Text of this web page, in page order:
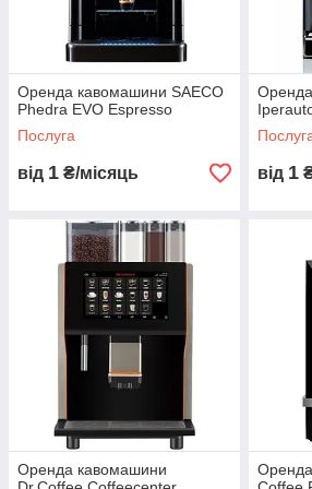
Типи
умови
Оренда кавомашини SAECO
Phedra EVO Espresso
Послуга
від 1 ₴/місяць від 1
Оренда кавомашини